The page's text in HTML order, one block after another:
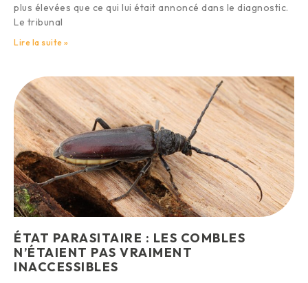
plus élevées que ce qui lui était annoncé dans le diagnostic.
Le tribunal
Lire la suite »
ÉTAT PARASITAIRE : LES COMBLES
N’ÉTAIENT PAS VRAIMENT
INACCESSIBLES